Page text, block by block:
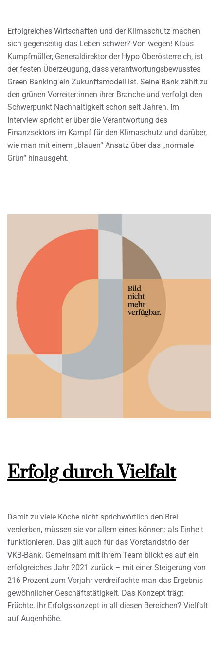
Erfolgreiches Wirtschaften und der Klimaschutz machen
sich gegenseitig das Leben schwer? Von wegen! Klaus
Kumpfmüller, Generaldirektor der Hypo Oberösterreich, ist
der festen Überzeugung, dass verantwortungsbewusstes
Green Banking ein Zukunftsmodell ist. Seine Bank zählt zu
den grünen Vorreiter:innen ihrer Branche und verfolgt den
Schwerpunkt Nachhaltigkeit schon seit Jahren. Im
Interview spricht er über die Verantwortung des
Finanzsektors im Kampf für den Klimaschutz und darüber,
wie man mit einem „blauen“ Ansatz über das „normale
Grün“ hinausgeht.
Erfolg durch Vielfalt
Damit zu viele Köche nicht sprichwörtlich den Brei
verderben, müssen sie vor allem eines können: als Einheit
funktionieren. Das gilt auch für das Vorstandstrio der
VKB-Bank. Gemeinsam mit ihrem Team blickt es auf ein
erfolgreiches Jahr 2021 zurück – mit einer Steigerung von
216 Prozent zum Vorjahr verdreifachte man das Ergebnis
gewöhnlicher Geschäftstätigkeit. Das Konzept trägt
Früchte. Ihr Erfolgskonzept in all diesen Bereichen? Vielfalt
auf Augenhöhe.